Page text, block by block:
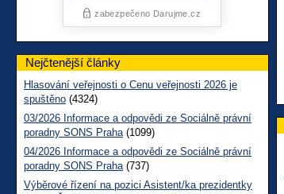
Nejčtenější články
Hlasování veřejnosti o Cenu veřejnosti 2026 je
spuštěno (4324)
03/2026 Informace a odpovědi ze Sociálně právní
poradny SONS Praha (1099)
04/2026 Informace a odpovědi ze Sociálně právní
poradny SONS Praha (737)
Výběrové řízení na pozici Asistent/ka prezidentky